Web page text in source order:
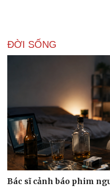
Doanh nghiệp
ĐỜI SỐNG
Bác sĩ cảnh báo phim